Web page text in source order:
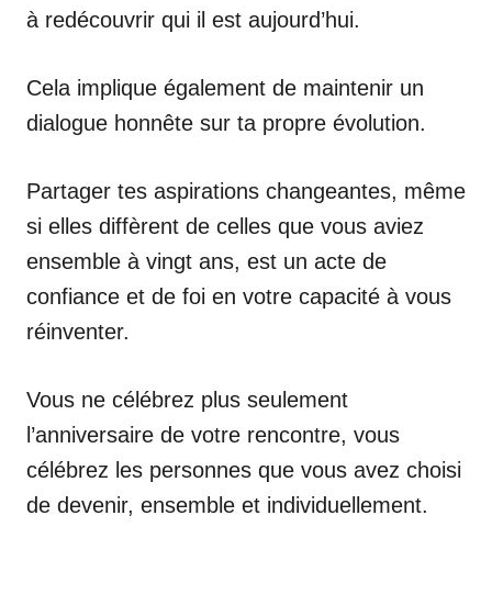
à redécouvrir qui il est aujourd’hui.
Cela implique également de maintenir un
dialogue honnête sur ta propre évolution.
Partager tes aspirations changeantes, même
si elles diffèrent de celles que vous aviez
ensemble à vingt ans, est un acte de
confiance et de foi en votre capacité à vous
réinventer.
Vous ne célébrez plus seulement
l’anniversaire de votre rencontre, vous
célébrez les personnes que vous avez choisi
de devenir, ensemble et individuellement.